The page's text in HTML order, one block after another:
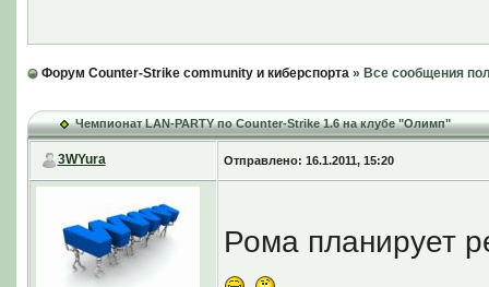
Форум Counter-Strike community и киберспорта» Все сообщения
Чемпионат LAN-PARTY по Counter-Strike 1.6 на клубе "Олимп"
3WYura Отправлено: 16.1.2011, 15:20
Рома планирует